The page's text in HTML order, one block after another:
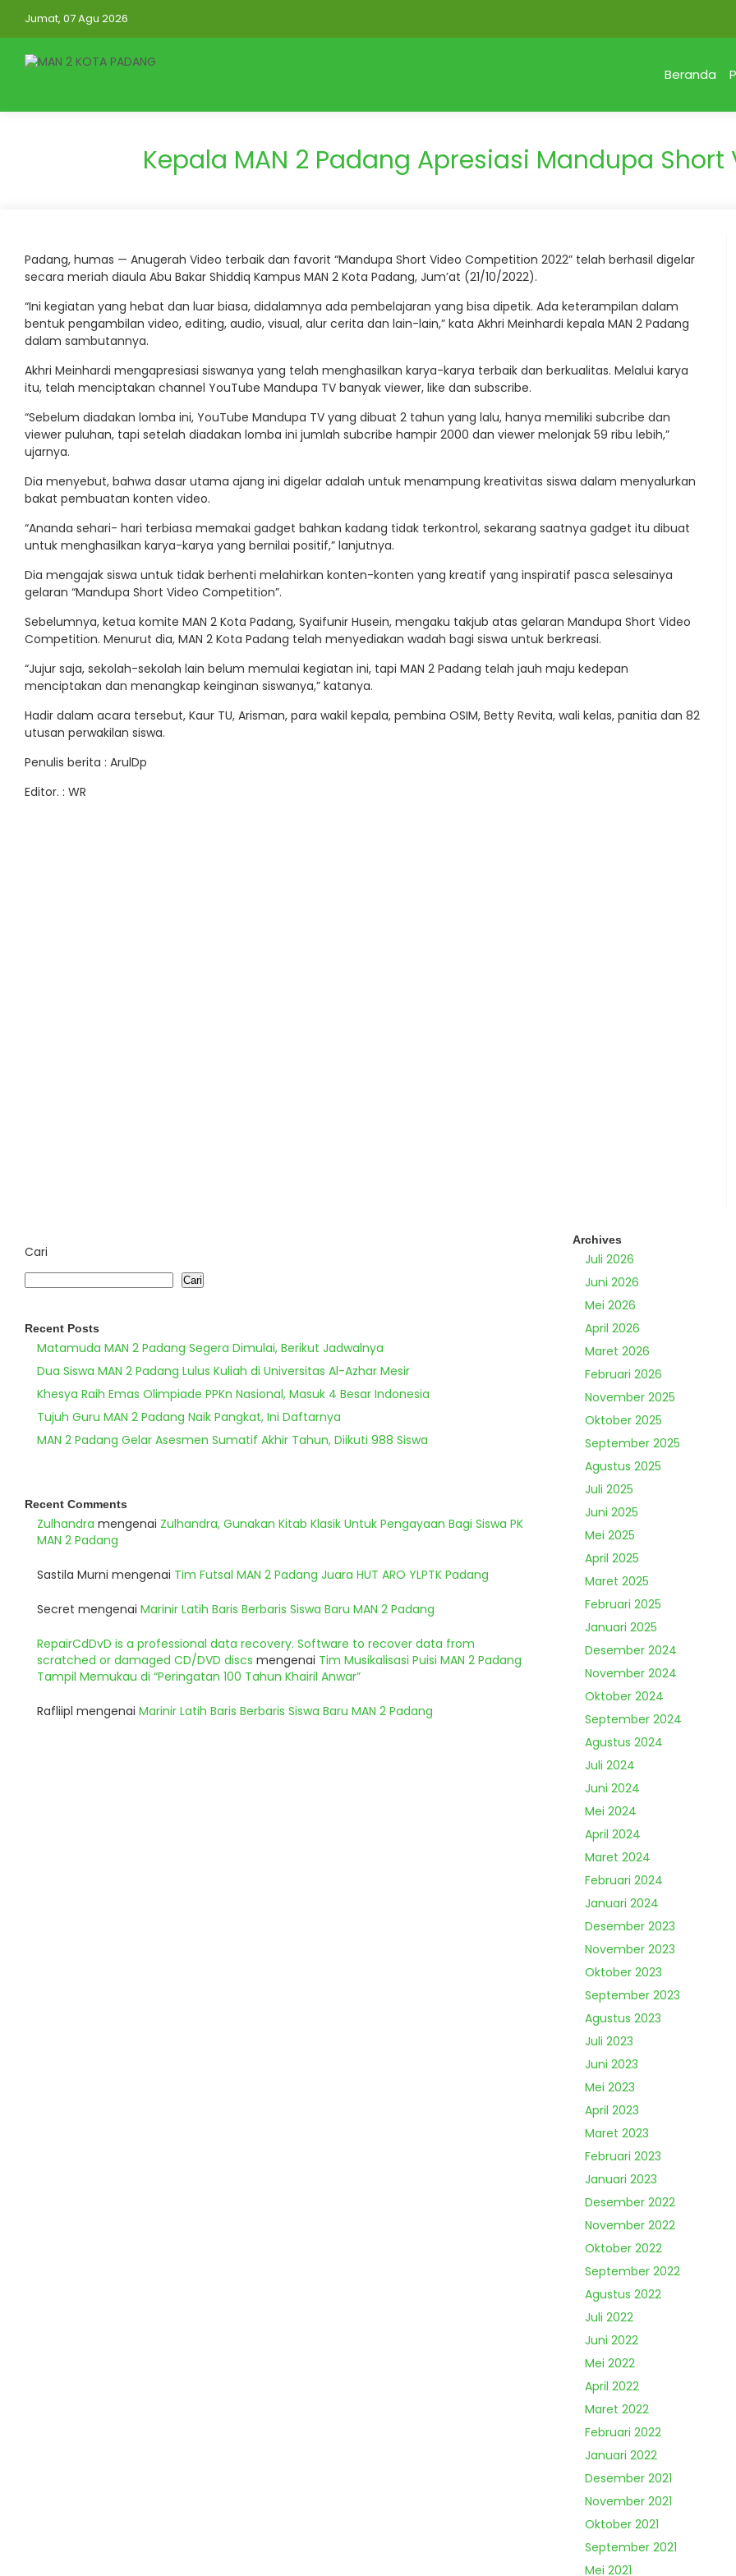
Jumat, 07 Agu 2026
Beranda
Kepala MAN 2 Padang Apresiasi Mandupa
Padang, humas — Anugerah Video terbaik dan favorit “Mandupa Short Video Competition 2022” telah berhasil digelar
secara meriah diaula Abu Bakar Shiddiq Kampus MAN 2 Kota Padang, Jum’at (21/10/2022).
“Ini kegiatan yang hebat dan luar biasa, didalamnya ada pembelajaran yang bisa dipetik. Ada keterampilan dalam
bentuk pengambilan video, editing, audio, visual, alur cerita dan lain-lain,” kata Akhri Meinhardi kepala MAN 2 Padang
dalam sambutannya.
Akhri Meinhardi mengapresiasi siswanya yang telah menghasilkan karya-karya terbaik dan berkualitas. Melalui karya
itu, telah menciptakan channel YouTube Mandupa TV banyak viewer, like dan subscribe.
“Sebelum diadakan lomba ini, YouTube Mandupa TV yang dibuat 2 tahun yang lalu, hanya memiliki subcribe dan
viewer puluhan, tapi setelah diadakan lomba ini jumlah subcribe hampir 2000 dan viewer melonjak 59 ribu lebih,”
ujarnya.
Dia menyebut, bahwa dasar utama ajang ini digelar adalah untuk menampung kreativitas siswa dalam menyalurkan
bakat pembuatan konten video.
“Ananda sehari- hari terbiasa memakai gadget bahkan kadang tidak terkontrol, sekarang saatnya gadget itu dibuat
untuk menghasilkan karya-karya yang bernilai positif,” lanjutnya.
Dia mengajak siswa untuk tidak berhenti melahirkan konten-konten yang kreatif yang inspiratif pasca selesainya
gelaran “Mandupa Short Video Competition”.
Sebelumnya, ketua komite MAN 2 Kota Padang, Syaifunir Husein, mengaku takjub atas gelaran Mandupa Short Video
Competition. Menurut dia, MAN 2 Kota Padang telah menyediakan wadah bagi siswa untuk berkreasi.
“Jujur saja, sekolah-sekolah lain belum memulai kegiatan ini, tapi MAN 2 Padang telah jauh maju kedepan
menciptakan dan menangkap keinginan siswanya,” katanya.
Hadir dalam acara tersebut, Kaur TU, Arisman, para wakil kepala, pembina OSIM, Betty Revita, wali kelas, panitia dan 82
utusan perwakilan siswa.
Penulis berita : ArulDp
Editor. : WR
Cari
Cari
Recent Posts
Matamuda MAN 2 Padang Segera Dimulai, Berikut Jadwalnya
Dua Siswa MAN 2 Padang Lulus Kuliah di Universitas Al-Azhar Mesir
Khesya Raih Emas Olimpiade PPKn Nasional, Masuk 4 Besar Indonesia
Tujuh Guru MAN 2 Padang Naik Pangkat, Ini Daftarnya
MAN 2 Padang Gelar Asesmen Sumatif Akhir Tahun, Diikuti 988 Siswa
Recent Comments
Zulhandra mengenai Zulhandra, Gunakan Kitab Klasik Untuk Pengayaan Bagi Siswa PK
MAN 2 Padang
Sastila Murni mengenai Tim Futsal MAN 2 Padang Juara HUT ARO YLPTK Padang
Secret mengenai Marinir Latih Baris Berbaris Siswa Baru MAN 2 Padang
RepairCdDvD is a professional data recovery. Software to recover data from
scratched or damaged CD/DVD discs mengenai Tim Musikalisasi Puisi MAN 2 Padang
Tampil Memukau di “Peringatan 100 Tahun Khairil Anwar”
Rafliipl mengenai Marinir Latih Baris Berbaris Siswa Baru MAN 2 Padang
Archives
Juli 2026
Juni 2026
Mei 2026
April 2026
Maret 2026
Februari 2026
November 2025
Oktober 2025
September 2025
Agustus 2025
Juli 2025
Juni 2025
Mei 2025
April 2025
Maret 2025
Februari 2025
Januari 2025
Desember 2024
November 2024
Oktober 2024
September 2024
Agustus 2024
Juli 2024
Juni 2024
Mei 2024
April 2024
Maret 2024
Februari 2024
Januari 2024
Desember 2023
November 2023
Oktober 2023
September 2023
Agustus 2023
Juli 2023
Juni 2023
Mei 2023
April 2023
Maret 2023
Februari 2023
Januari 2023
Desember 2022
November 2022
Oktober 2022
September 2022
Agustus 2022
Juli 2022
Juni 2022
Mei 2022
April 2022
Maret 2022
Februari 2022
Januari 2022
Desember 2021
November 2021
Oktober 2021
September 2021
Mei 2021